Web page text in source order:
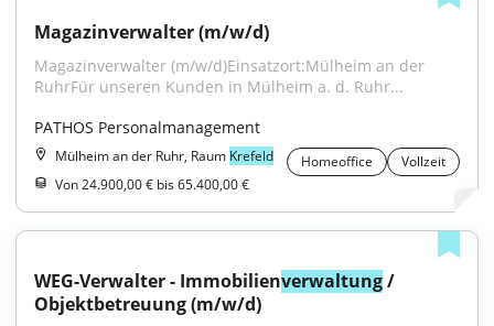
Magazinverwalter (m/w/d)
Magazinverwalter (m/w/d)Einsatzort:Mülheim an der
RuhrFür unseren Kunden in Mülheim a. d. Ruhr...
PATHOS Personalmanagement
Mülheim an der Ruhr, Raum Krefeld Homeoffice
Vollzeit
Von 24.900,00 € bis 65.400,00 €
WEG-Verwalter - Immobilienverwaltung /
Objektbetreuung (m/w/d)